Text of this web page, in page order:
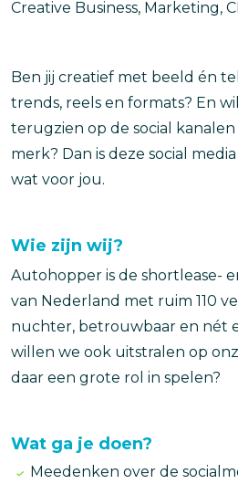
Creative Business, Marketing,
Ben jij creatief met beeld én
trends, reels en formats? En
terugzien op de social
merk? Dan is deze social
wat voor jou.
Wie zijn wij?
Autohopper is de shortlease-
van Nederland met ruim 110
nuchter, betrouwbaar en nét
willen we ook uitstralen op
daar een grote rol in spelen?
Wat ga je doen?
Meedenken over de